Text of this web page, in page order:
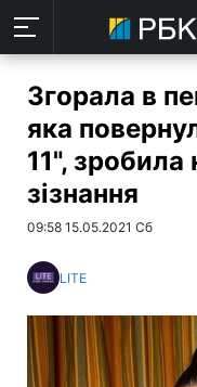
Згорала в
яка
11", зробила
зізнання
09:58 15.05.2021 Сб
LITE